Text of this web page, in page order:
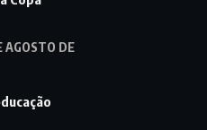
AGOSTO DE